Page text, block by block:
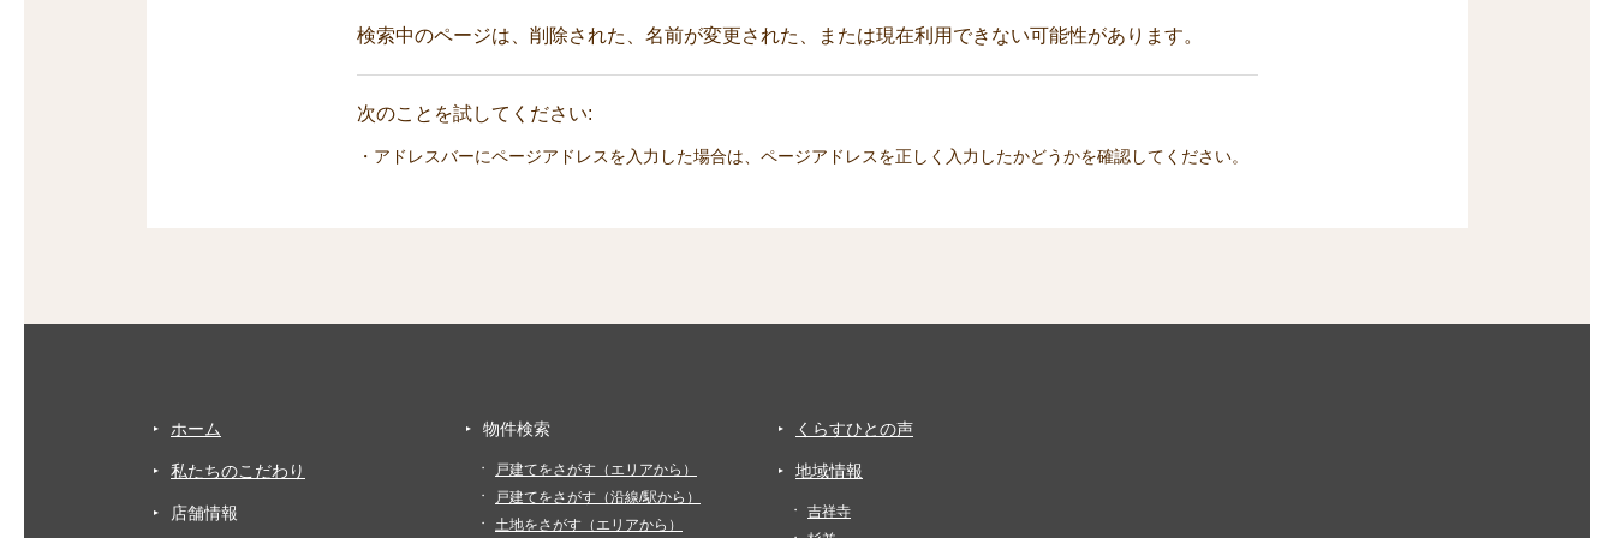
検索中のページは、削除された、名前が変更された、または現在利用できない可能性があります。
次のことを試してください:
・アドレスバーにページアドレスを入力した場合は、ページアドレスを正しく入力したかどうかを確認してください。
ホーム
私たちのこだわり
店舗情報
物件検索
戸建てをさがす（エリアから）
戸建てをさがす（沿線/駅から）
土地をさがす（エリアから）
くらすひとの声
地域情報
吉祥寺